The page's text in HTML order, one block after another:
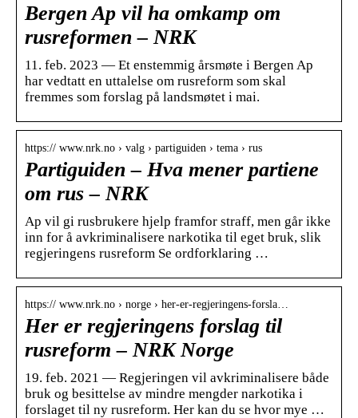
Bergen Ap vil ha omkamp om
rusreformen – NRK
11. feb. 2023 — Et enstemmig årsmøte i Bergen Ap
har vedtatt en uttalelse om rusreform som skal
fremmes som forslag på landsmøtet i mai.
https:// www.nrk.no › valg › partiguiden › tema › rus
Partiguiden – Hva mener partiene
om rus – NRK
Ap vil gi rusbrukere hjelp framfor straff, men går ikke
inn for å avkriminalisere narkotika til eget bruk, slik
regjeringens rusreform Se ordforklaring …
https:// www.nrk.no › norge › her-er-regjeringens-forsla…
Her er regjeringens forslag til
rusreform – NRK Norge
19. feb. 2021 — Regjeringen vil avkriminalisere både
bruk og besittelse av mindre mengder narkotika i
forslaget til ny rusreform. Her kan du se hvor mye …